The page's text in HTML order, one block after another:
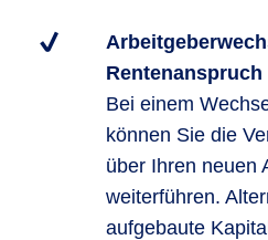
Bei einem
können Sie die
über Ihren neuen
weiterführen.
aufgebaute